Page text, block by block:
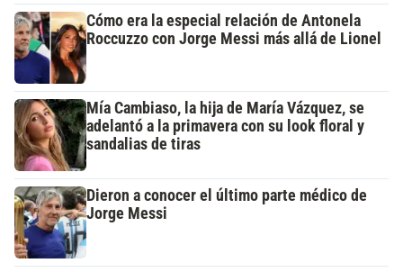
Cómo era la especial relación de Antonela
Roccuzzo con Jorge Messi más allá de Lionel
Mía Cambiaso, la hija de María Vázquez, se
adelantó a la primavera con su look floral y
sandalias de tiras
Dieron a conocer el último parte médico de
Jorge Messi